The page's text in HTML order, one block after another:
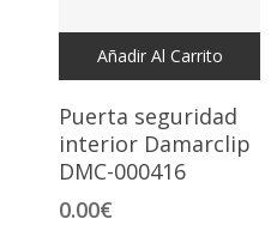
Añadir Al Carrito
Puerta seguridad
interior Damarclip
DMC-000416
0.00€